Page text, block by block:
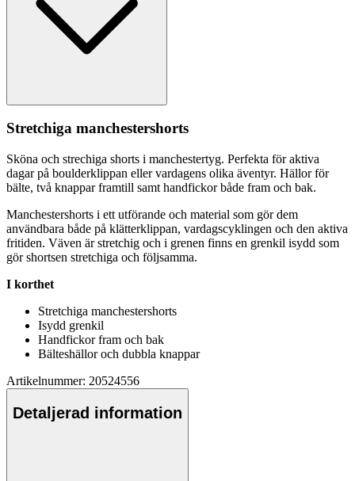
Stretchiga manchestershorts
Sköna och strechiga shorts i manchestertyg. Perfekta för aktiva
dagar på boulderklippan eller vardagens olika äventyr. Hällor för
bälte, två knappar framtill samt handfickor både fram och bak.
Manchestershorts i ett utförande och material som gör dem
användbara både på klätterklippan, vardagscyklingen och den aktiva
fritiden. Väven ärstretchig och i grenen finns en grenkil isydd som
gör shortsen stretchiga och följsamma.
I korthet
Stretchiga manchestershorts
Isydd grenkil
Handfickor fram och bak
Bälteshällor och dubbla knappar
Artikelnummer: 20524556
Detaljerad information